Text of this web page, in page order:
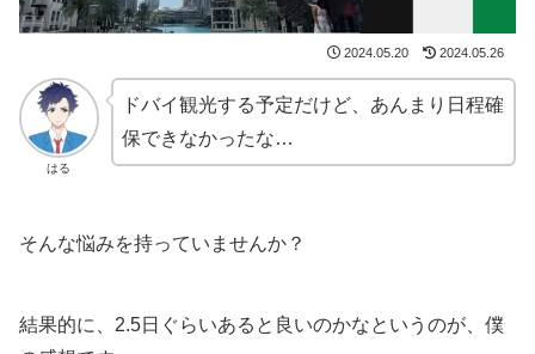
2024.05.20 2024.05.26
はる
ドバイ観光する予定だけど、あんまり日程確
保できなかったな…
そんな悩みを持っていませんか？
結果的に、2.5日ぐらいあると良いのかなというのが、僕